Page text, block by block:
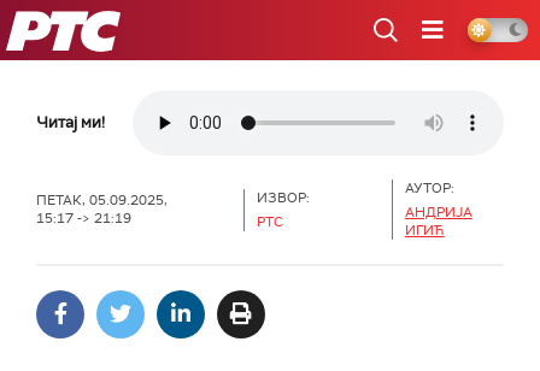
РТС
Читај ми!
ПЕТАК, 05.09.2025,
15:17 -> 21:19
ИЗВОР:
РТС
АУТОР:
АНДРИЈА
ИГИЋ